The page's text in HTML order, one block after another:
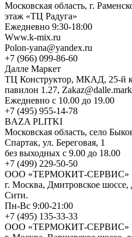
Московская область, г.
этаж «ТЦ Радуга»
Ежедневно 9:30-18:00
Www.k-mix.ru
Polon-yana@yandex.ru
+7 (966) 099-86-60
Далле Маркет
ТЦ Конструктор, МКАД, 25-й
павилон 1.27,
Ежедневно с 10.00 до 19.00
+7 (495) 955-14-78
BAZA PLITKI
Московская область, село
Спартак, ул. Береговая, 1
без выходных с 9.00 до 18.00
+7 (499) 229-50-50
ООО «ТЕРМОКИТ-СЕРВИС»
г. Москва, Дмитровское
Сити.
Пн-Вс 9:00-21:00
+7 (495) 135-33-33
ООО «ТЕРМОКИТ-СЕРВИС»